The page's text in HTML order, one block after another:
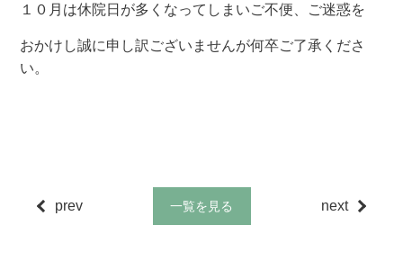
１０月は休院日が多くなってしまいご不便、ご迷惑を
おかけし誠に申し訳ございませんが何卒ご了承くださ
い。
prev 一覧を見る next